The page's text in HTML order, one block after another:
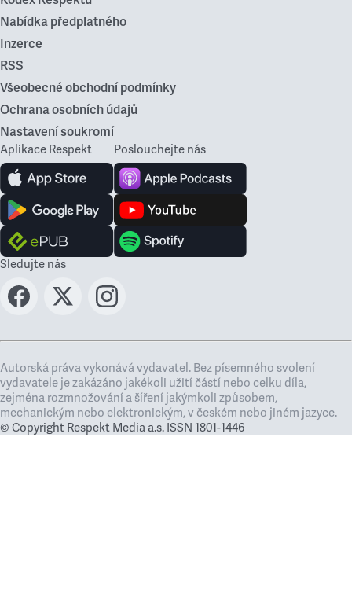
Nabídka předplatného
Inzerce
RSS
Všeobecné obchodní podmínky
Ochrana osobních údajů
Nastavení soukromí
Aplikace Respekt Poslouchejte nás
Sledujte nás
Autorská práva vykonává vydavatel. Bez písemného svolení
vydavatele je zakázáno jakékoli užití částí nebo celku díla,
zejména rozmnožování a šíření jakýmkoli způsobem,
mechanickým nebo elektronickým, v českém nebo jiném jazyce.
© Copyright Respekt Media a.s. ISSN 1801-1446